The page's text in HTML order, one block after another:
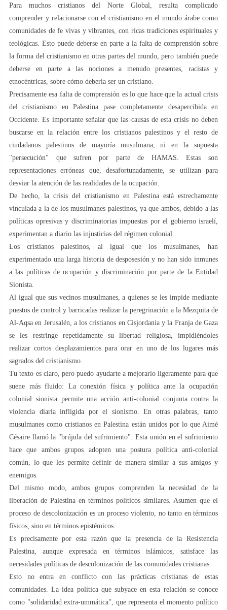
Para muchos cristianos del Norte Global, resulta complicado
comprender y relacionarse con el cristianismo en el mundo árabe como
comunidades de fe vivas y vibrantes, con ricas tradiciones espirituales y
teológicas. Esto puede deberse en parte a la falta de comprensión sobre
la forma del cristianismo en otras partes del mundo, pero también puede
deberse en parte a las nociones a menudo presentes, racistas y
etnocéntricas, sobre cómo debería ser un cristiano.
Precisamente esa falta de comprensión es lo que hace que la actual crisis
del cristianismo en Palestina pase completamente desapercibida en
Occidente. Es importante señalar que las causas de esta crisis no deben
buscarse en la relación entre los cristianos palestinos y el resto de
ciudadanos palestinos de mayoría musulmana, ni en la supuesta
"persecución" que sufren por parte de HAMAS. Estas son
representaciones erróneas que, desafortunadamente, se utilizan para
desviar la atención de las realidades de la ocupación.
De hecho, la crisis del cristianismo en Palestina está estrechamente
vinculada a la de los musulmanes palestinos, ya que ambos, debido a las
políticas opresivas y discriminatorias impuestas por el gobierno israelí,
experimentan a diario las injusticias del régimen colonial.
Los cristianos palestinos, al igual que los musulmanes, han
experimentado una larga historia de desposesión y no han sido inmunes
a las políticas de ocupación y discriminación por parte de la Entidad
Sionista.
Al igual que sus vecinos musulmanes, a quienes se les impide mediante
puestos de control y barricadas realizar la peregrinación a la Mezquita de
Al-Aqsa en Jerusalén, a los cristianos en Cisjordania y la Franja de Gaza
se les restringe repetidamente su libertad religiosa, impidiéndoles
realizar cortos desplazamientos para orar en uno de los lugares más
sagrados del cristianismo.
Tu texto es claro, pero puedo ayudarte a mejorarlo ligeramente para que
suene más fluido: La conexión física y política ante la ocupación
colonial sionista permite una acción anti-colonial conjunta contra la
violencia diaria infligida por el sionismo. En otras palabras, tanto
musulmanes como cristianos en Palestina están unidos por lo que Aimé
Césaire llamó la "brújula del sufrimiento". Esta unión en el sufrimiento
hace que ambos grupos adopten una postura política anti-colonial
común, lo que les permite definir de manera similar a sus amigos y
enemigos.
Del mismo modo, ambos grupos comprenden la necesidad de la
liberación de Palestina en términos políticos similares. Asumen que el
proceso de descolonización es un proceso violento, no tanto en términos
físicos, sino en términos epistémicos.
Es precisamente por esta razón que la presencia de la Resistencia
Palestina, aunque expresada en términos islámicos, satisface las
necesidades políticas de descolonización de las comunidades cristianas.
Esto no entra en conflicto con las prácticas cristianas de estas
comunidades. La idea política que subyace en esta relación se conoce
como "solidaridad extra-ummática", que representa el momento político